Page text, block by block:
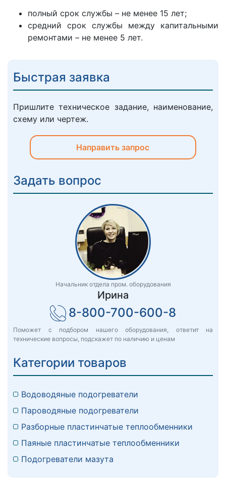
полный срок службы – не менее 15 лет;
средний срок службы между капитальными
ремонтами – не менее 5 лет.
Быстрая заявка
Пришлите техническое задание, наименование,
схему или чертеж.
Направить запрос
Задать вопрос
Начальник отдела пром. оборудования
Ирина
8-800-700-600-8
Поможет с подбором нашего оборудования, ответит на
технические вопросы, подскажет по наличию и ценам
Категории товаров
Водоводяные подогреватели
Пароводяные подогреватели
Разборные пластинчатые теплообменники
Паяные пластинчатые теплообменники
Подогреватели мазута